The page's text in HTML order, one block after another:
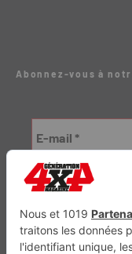
Abonnez-vous à